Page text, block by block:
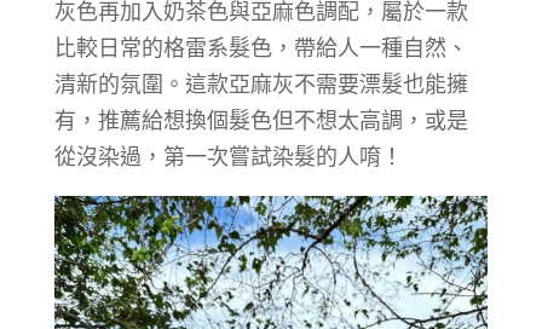
灰色再加入奶茶色與亞麻色調配，屬於一款
比較日常的格雷系髮色，帶給人一種自然、
清新的氛圍。這款亞麻灰不需要漂髮也能擁
有，推薦給想換個髮色但不想太高調，或是
從沒染過，第一次嘗試染髮的人唷！